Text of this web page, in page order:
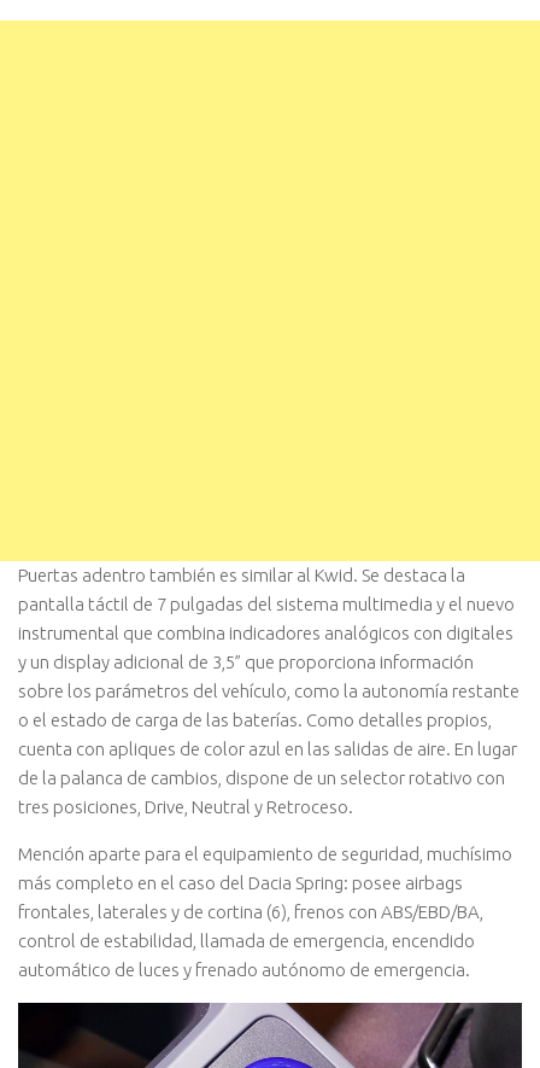
Puertas adentro también es similar al Kwid. Se destaca la
pantalla táctil de 7 pulgadas del sistema multimedia y el nuevo
instrumental que combina indicadores analógicos con digitales
y un display adicional de 3,5” que proporciona información
sobre los parámetros del vehículo, como la autonomía restante
o el estado de carga de las baterías. Como detalles propios,
cuenta con apliques de color azul en las salidas de aire. En lugar
de la palanca de cambios, dispone de un selector rotativo con
tres posiciones, Drive, Neutral y Retroceso.
Mención aparte para el equipamiento de seguridad, muchísimo
más completo en el caso del Dacia Spring: posee airbags
frontales, laterales y de cortina (6), frenos con ABS/EBD/BA,
control de estabilidad, llamada de emergencia, encendido
automático de luces y frenado autónomo de emergencia.